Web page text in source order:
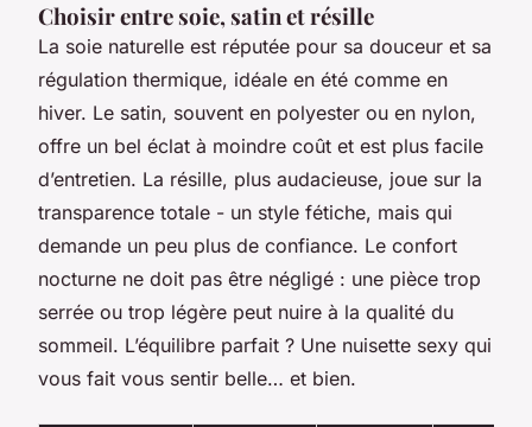
Choisir entre soie, satin et résille
La soie naturelle est réputée pour sa douceur et sa
régulation thermique, idéale en été comme en
hiver. Le satin, souvent en polyester ou en nylon,
offre un bel éclat à moindre coût et est plus facile
d’entretien. La résille, plus audacieuse, joue sur la
transparence totale - un style fétiche, mais qui
demande un peu plus de confiance. Le confort
nocturne ne doit pas être négligé : une pièce trop
serrée ou trop légère peut nuire à la qualité du
sommeil. L’équilibre parfait ? Une nuisette sexy qui
vous fait vous sentir belle… et bien.